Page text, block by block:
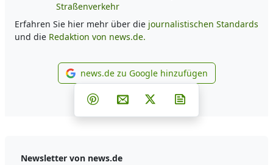
Straßenverkehr
Erfahren Sie hier mehr über die journalistischen Standards
und die Redaktion von news.de.
news.de zu Google
news.de zu Google hinzufügen
Teilen auf Facebook
Teilen auf Whatsapp
Teilen auf Telegram
Teilen auf Pinterest
Per E-Mail teilen
Post auf X
Newsletter von news.de